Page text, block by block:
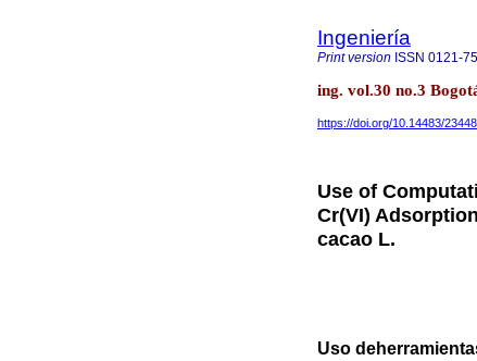
Ingeniería
Print version ISSN 0121-
ing. vol.30 no.3
https://doi.org/10.14483/
Use of
Cr(VI)
cacao L.
Uso